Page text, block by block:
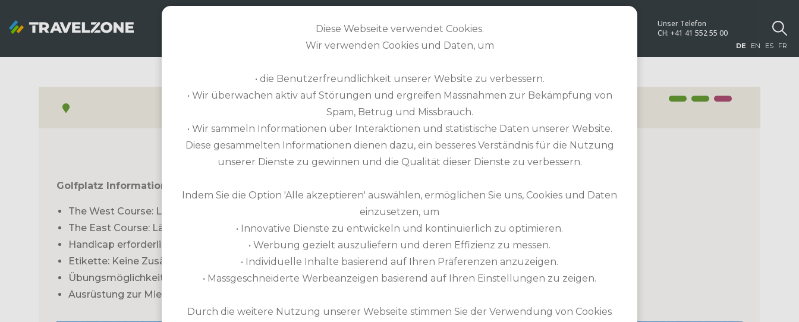
GOLFZONE & MORE
Unser Telefon
CH: +41 41 552 55 00
DE EN ES FR
POWERSCOURT GOLF CLUB
Golfplatz Informationen
The West Course: Länge 6.352m / Par 72 / 18-Loch-Platz
The East Course: Länge: 6.421m / Par 72 / 18-Loch-Platz
Handicap erforderlich
Etikette: Keine Zusätzliche Vorschriften
Übungsmöglichkeiten: Driving Range, Putting Green
Ausrüstung zur Miete: Leihschläger, Trolley, Cart
Diese Webseite verwendet Cookies.
Wir verwenden Cookies und Daten, um
• die Benutzerfreundlichkeit unserer Website zu verbessern.
• Wir überwachen aktiv auf Störungen und ergreifen Massnahmen zur Bekämpfung von
Spam, Betrug und Missbrauch.
• Wir sammeln Informationen über Interaktionen und statistische Daten unserer Website.
Diese gesammelten Informationen dienen dazu, ein besseres Verständnis für die Nutzung
unserer Dienste zu gewinnen und die Qualität dieser Dienste zu verbessern.
Indem Sie die Option 'Alle akzeptieren' auswählen, ermöglichen Sie uns, Cookies und Daten
einzusetzen, um
• Innovative Dienste zu entwickeln und kontinuierlich zu optimieren.
• Werbung gezielt auszuliefern und deren Effizienz zu messen.
• Individuelle Inhalte basierend auf Ihren Präferenzen anzuzeigen.
• Massgeschneiderte Werbeanzeigen basierend auf Ihren Einstellungen zu zeigen.
Durch die weitere Nutzung unserer Webseite stimmen Sie der Verwendung von Cookies